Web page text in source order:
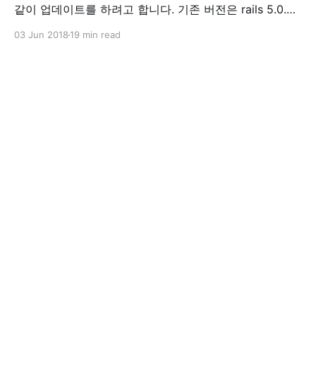
같이 업데이트를 하려고 합니다. 기존 버전은 rails 5.0.3
03 Jun 2018 19 min read